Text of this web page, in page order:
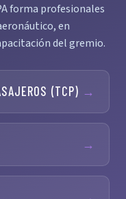
forma profesionales
en
del gremio.
(TCP) →
→